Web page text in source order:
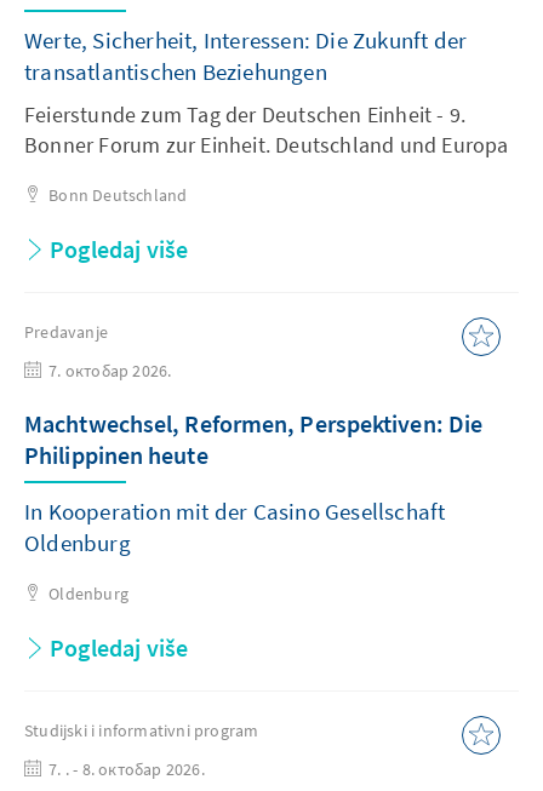
Werte, Sicherheit, Interessen: Die Zukunft der
transatlantischen Beziehungen
Feierstunde zum Tag der Deutschen Einheit - 9.
Bonner Forum zur Einheit. Deutschland und Europa
Bonn Deutschland
Pogledaj više
Predavanje
7. октобар 2026.
Machtwechsel, Reformen, Perspektiven: Die
Philippinen heute
In Kooperation mit der Casino Gesellschaft
Oldenburg
Oldenburg
Pogledaj više
Studijski i informativni program
7. . - 8. октобар 2026.